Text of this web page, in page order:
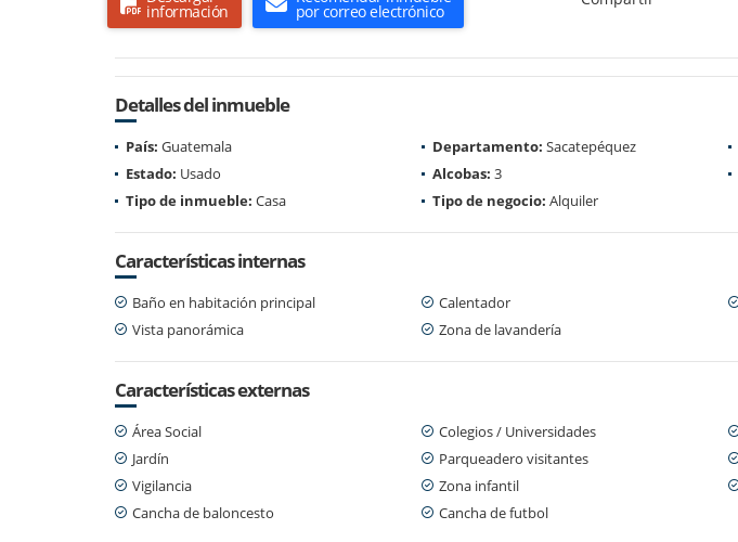
información por correo electrónico
Detalles del inmueble
País: Guatemala Departamento: Sacatepéquez
Estado: Usado Alcobas: 3
Tipo de inmueble: Casa Tipo de negocio: Alquiler
Características internas
Baño en habitación principal Calentador
Vista panorámica
Zona de lavandería
Características externas
Área Social Colegios / Universidades
Jardín
Parqueadero visitantes
Vigilancia
Zona infantil
Cancha de baloncesto
Cancha de futbol